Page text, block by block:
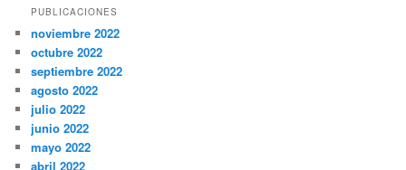
PUBLICACIONES
noviembre 2022
octubre 2022
septiembre 2022
agosto 2022
julio 2022
junio 2022
mayo 2022
abril 2022